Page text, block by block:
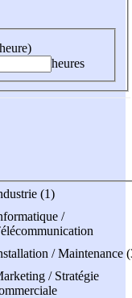
heures
(1)
/
/ Maintenance
/ Stratégie